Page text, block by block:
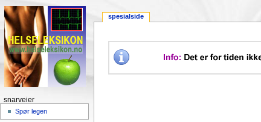
spesialside
snarveier
Spør legen